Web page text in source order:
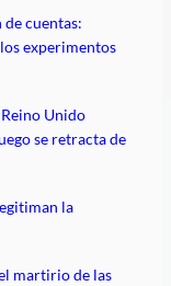
cuentas:
experimentos
Unido
se retracta de
la
martirio de las